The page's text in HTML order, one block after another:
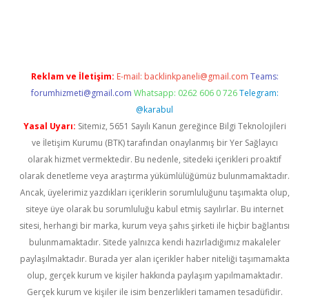
Reklam ve İletişim: E-mail: backlinkpaneli@gmail.com Teams:
forumhizmeti@gmail.com Whatsapp: 0262 606 0 726 Telegram:
@karabul
Yasal Uyarı: Sitemiz, 5651 Sayılı Kanun gereğince Bilgi Teknolojileri
ve İletişim Kurumu (BTK) tarafından onaylanmış bir Yer Sağlayıcı
olarak hizmet vermektedir. Bu nedenle, sitedeki içerikleri proaktif
olarak denetleme veya araştırma yükümlülüğümüz bulunmamaktadır.
Ancak, üyelerimiz yazdıkları içeriklerin sorumluluğunu taşımakta olup,
siteye üye olarak bu sorumluluğu kabul etmiş sayılırlar. Bu internet
sitesi, herhangi bir marka, kurum veya şahıs şirketi ile hiçbir bağlantısı
bulunmamaktadır. Sitede yalnızca kendi hazırladığımız makaleler
paylaşılmaktadır. Burada yer alan içerikler haber niteliği taşımamakta
olup, gerçek kurum ve kişiler hakkında paylaşım yapılmamaktadır.
Gerçek kurum ve kişiler ile isim benzerlikleri tamamen tesadüfidir.